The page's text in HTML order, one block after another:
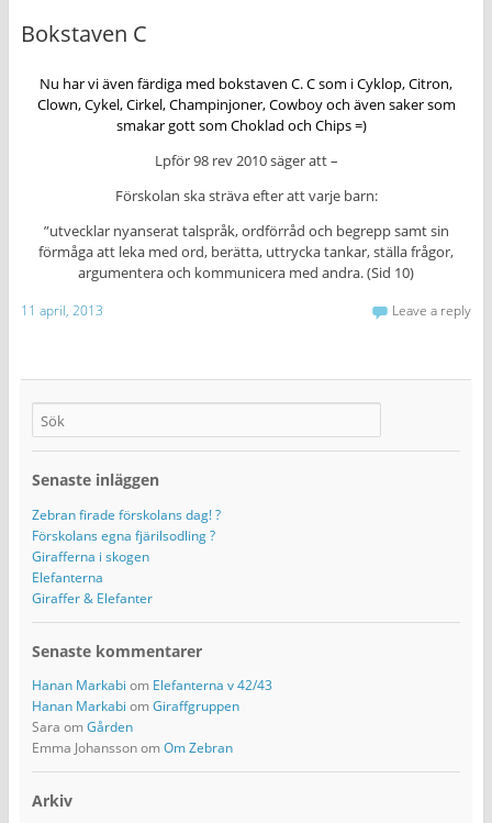
Bokstaven C
Nu har vi även färdiga med bokstaven C. C som i Cyklop, Citron,
Clown, Cykel, Cirkel, Champinjoner, Cowboy och även saker som
smakar gott som Choklad och Chips =)
Lpför 98 rev 2010 säger att –
Förskolan ska sträva efter att varje barn:
”utvecklar nyanserat talspråk, ordförråd och begrepp samt sin
förmåga att leka med ord, berätta, uttrycka tankar, ställa frågor,
argumentera och kommunicera med andra. (Sid 10)
11 april, 2013 Leave a reply
Senaste inläggen
Zebran firade förskolans dag! ?
Förskolans egna fjärilsodling ?
Girafferna i skogen
Elefanterna
Giraffer & Elefanter
Senaste kommentarer
Hanan Markabi om Elefanterna v 42/43
Hanan Markabi omGiraffgruppen
Sara omGården
Emma JohanssonomOm Zebran
Arkiv